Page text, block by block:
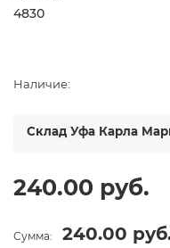
4830
Наличие:
Склад Уфа Карла
240.00 руб.
Сумма: 240.00